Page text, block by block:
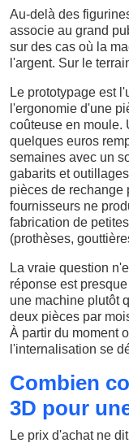
Au-delà des
associe au grand
sur des cas où la
l'argent. Sur le
Le prototypage est
l'ergonomie d'une
coûteuse en moule.
quelques euros
semaines avec un
gabarits et
pièces de rechange
fournisseurs ne
fabrication de
(prothèses,
La vraie question
réponse est
une machine plutôt
deux pièces par
À partir du moment
l'internalisation se
Combien
3D pour
Le prix d'achat ne